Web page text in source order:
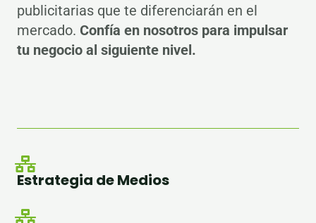
publicitarias que te diferenciarán en el
mercado. Confía en nosotros para impulsar
tu negocio al siguiente nivel.
Estrategia de Medios